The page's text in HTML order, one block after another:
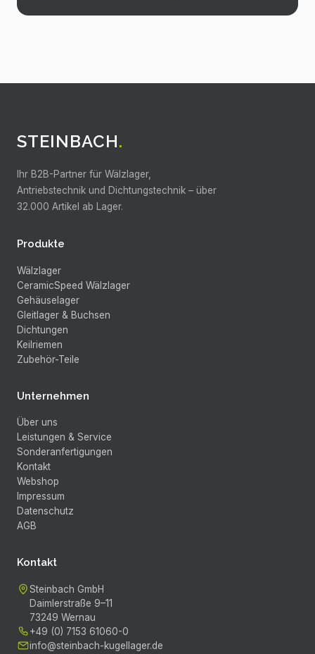
STEINBACH.
Ihr B2B-Partner für Wälzlager,
Antriebstechnik und Dichtungstechnik – über
32.000 Artikel ab Lager.
Produkte
Wälzlager
CeramicSpeed Wälzlager
Gehäuselager
Gleitlager & Buchsen
Dichtungen
Keilriemen
Zubehör-Teile
Unternehmen
Über uns
Leistungen & Service
Sonderanfertigungen
Kontakt
Webshop
Impressum
Datenschutz
AGB
Kontakt
Steinbach GmbH
Daimlerstraße 9–11
73249 Wernau
+49 (0) 7153 61060-0
info@steinbach-kugellager.de